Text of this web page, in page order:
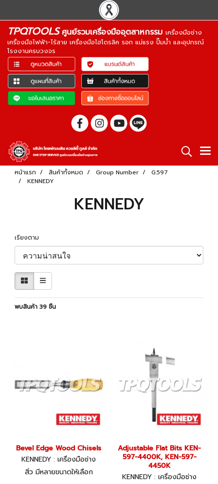
TPQTOOLSศูนย์รวมเครื่องมืออุตสาหกรรม เครื่องมือช่าง
เครื่องมือไฟฟ้า-ไร้สาย เครื่องมือไฮโดรลิค รอก แม่แรง ปั๊มน้ำ และอุปกรณ์
โรงงานครบวงจร
หน้าแรก สินค้าทั้งหมด Group Number
G.597
KENNEDY
KENNEDY
เรียงตาม
พบสินค้า 39 ชิ้น
Bevel Edge Wood Chisels
KENNEDY : เครื่องมือช่าง
สิ่ว มีหลายขนาดให้เลือก
Adjustable Flat Bits KEN-
597-4400K, KEN-597-
4450K
KENNEDY : เครื่องมือช่าง